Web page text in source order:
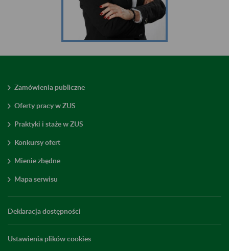
Zamówienia publiczne
Oferty pracy w ZUS
Praktyki i staże w ZUS
Konkursy ofert
Mienie zbędne
Mapa serwisu
Deklaracja dostępności
Ustawienia plików cookies